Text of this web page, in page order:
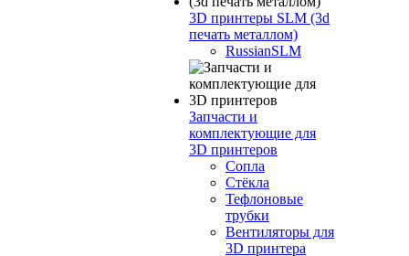
3D принтеры SLM (3d
печать металлом)
RussianSLM
Запчасти и
комплектующие для
3D принтеров
Сопла
Cтёкла
Тефлоновые
трубки
Вентиляторы для
3D принтера